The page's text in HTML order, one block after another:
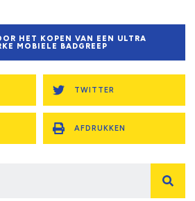
HET KOPEN VAN EEN ULTRA
MOBIELE BADGREEP
TWITTER
AFDRUKKEN